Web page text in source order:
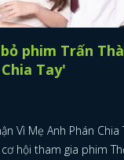
phim Trấn
Tay'
Vì Mẹ Anh Phán
hội tham gia phim